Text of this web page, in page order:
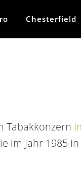
Chesterfield
Tabakkonzern
im Jahr 1985 in